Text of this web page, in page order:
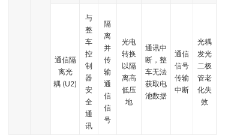
通信隔
离光
耦 (U2)
与
整
车
控
制
器
安
全
通
讯
隔
离
并
传
输
通
信
信
号
光电
转换
以隔
离高
低压
地
通讯中
断，整
车无法
获取电
池数据
通信
信号
传输
中断
光耦
发光
二极
管老
化失
效